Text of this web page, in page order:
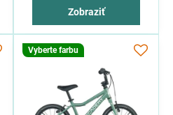
Zobraziť
Vyberte farbu